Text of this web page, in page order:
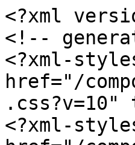
<?xml
<!--
<?xml-
href="/
<?xml-